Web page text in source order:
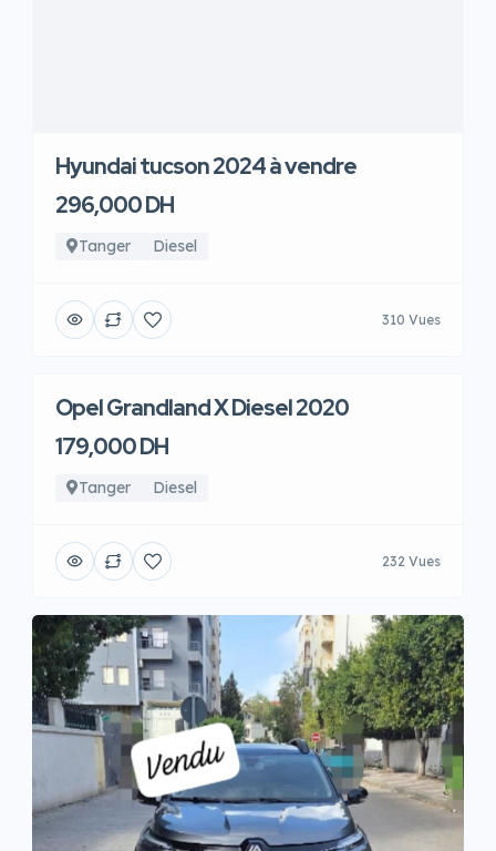
Hyundai tucson 2024 à vendre
296,000 DH
Tanger Diesel
310 Vues
Opel Grandland X Diesel 2020
179,000 DH
Tanger Diesel
232 Vues